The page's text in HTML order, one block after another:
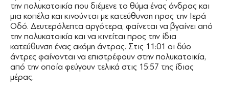
την πολυκατοικία που διέμενε το θύμα ένας άνδρας και
μια κοπέλα και κινούνται με κατεύθυνση προς την Ιερά
Οδό. Δευτερόλεπτα αργότερα, φαίνεται να βγαίνει από
την πολυκατοικία και να κινείται προς την ίδια
κατεύθυνση ένας ακόμη άντρας. Στις 11:01 οι δύο
άντρες φαίνονται να επιστρέφουν στην πολυκατοικία,
από την οποία φεύγουν τελικά στις 15:57 της ίδιας
μέρας.